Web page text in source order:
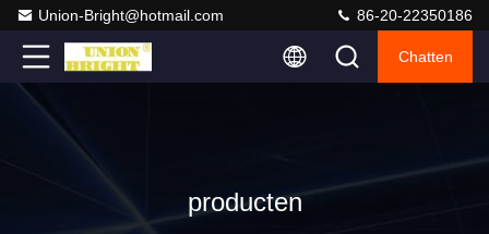
Union-Bright@hotmail.com 86-20-22350186
Chatten
producten